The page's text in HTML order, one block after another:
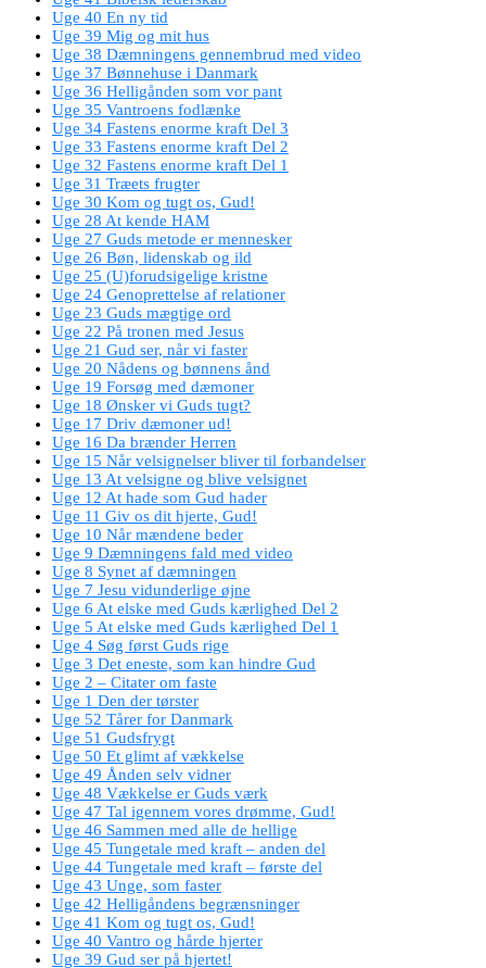
Uge 40 En ny tid
Uge 39 Mig og mit hus
Uge 38 Dæmningens gennembrud med video
Uge 37 Bønnehuse i Danmark
Uge 36 Helligånden som vor pant
Uge 35 Vantroens fodlænke
Uge 34 Fastens enorme kraft Del 3
Uge 33 Fastens enorme kraft Del 2
Uge 32 Fastens enorme kraft Del 1
Uge 31 Træets frugter
Uge 30 Kom og tugt os, Gud!
Uge 28 At kende HAM
Uge 27 Guds metode er mennesker
Uge 26 Bøn, lidenskab og ild
Uge 25 (U)forudsigelige kristne
Uge 24 Genoprettelse af relationer
Uge 23 Guds mægtige ord
Uge 22 På tronen med Jesus
Uge 21 Gud ser, når vi faster
Uge 20 Nådens og bønnens ånd
Uge 19 Forsøg med dæmoner
Uge 18 Ønsker vi Guds tugt?
Uge 17 Driv dæmoner ud!
Uge 16 Da brænder Herren
Uge 15 Når velsignelser bliver til forbandelser
Uge 13 At velsigne og blive velsignet
Uge 12 At hade som Gud hader
Uge 11 Giv os dit hjerte, Gud!
Uge 10 Når mændene beder
Uge 9 Dæmningens fald med video
Uge 8 Synet af dæmningen
Uge 7 Jesu vidunderlige øjne
Uge 6 At elske med Guds kærlighed Del 2
Uge 5 At elske med Guds kærlighed Del 1
Uge 4 Søg først Guds rige
Uge 3 Det eneste, som kan hindre Gud
Uge 2 – Citater om faste
Uge 1 Den der tørster
Uge 52 Tårer for Danmark
Uge 51 Gudsfrygt
Uge 50 Et glimt af vækkelse
Uge 49 Ånden selv vidner
Uge 48 Vækkelse er Guds værk
Uge 47 Tal igennem vores drømme, Gud!
Uge 46 Sammen med alle de hellige
Uge 45 Tungetale med kraft – anden del
Uge 44 Tungetale med kraft – første del
Uge 43 Unge, som faster
Uge 42 Helligåndens begrænsninger
Uge 41 Kom og tugt os, Gud!
Uge 40 Vantro og hårde hjerter
Uge 39 Gud ser på hjertet!